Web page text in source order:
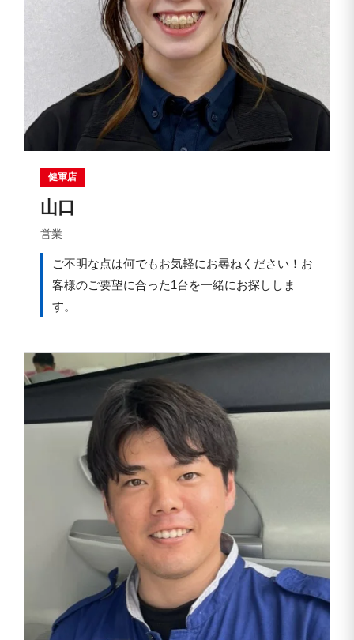
健軍店
山口
営業
ご不明な点は何でもお気軽にお尋ねください！お
客様のご要望に合った1台を一緒にお探ししま
す。